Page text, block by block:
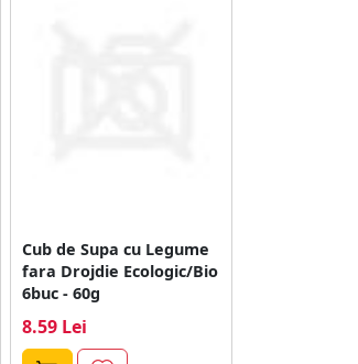
Cub de Supa cu Legume
fara Drojdie Ecologic/Bio
6buc - 60g
8.59 Lei